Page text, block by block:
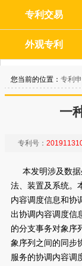
专利交易
外观专利
您当前的位置： 专利
一
专利号：
本发明涉及数据
法、装置及系统。
内容调度信息和协
出协调内容调度信
的分支事务对象序
象序列之间的同步
服务的协调内容调